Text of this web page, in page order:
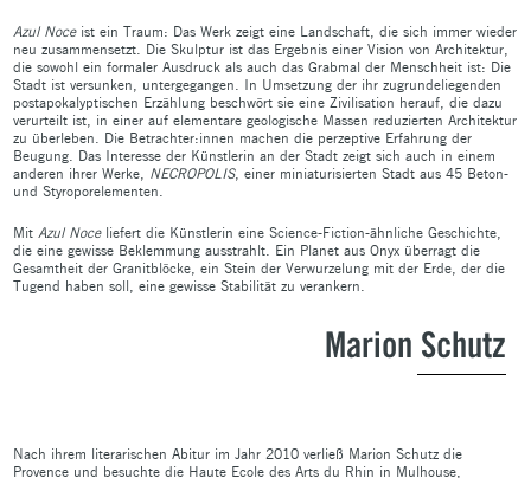
Azul Noceist ein Traum: Das Werk zeigt eine Landschaft, die sich immer wieder
neu zusammensetzt. Die Skulptur ist das Ergebnis einer Vision von Architektur,
die sowohl ein formaler Ausdruck als auch das Grabmal der Menschheit ist: Die
Stadt ist versunken, untergegangen. In Umsetzung der ihr zugrundeliegenden
postapokalyptischen Erzählung beschwört sie eine Zivilisation herauf, die dazu
verurteilt ist, in einer auf elementare geologische Massen reduzierten Architektur
zu überleben. Die Betrachter:innen machen die perzeptive Erfahrung der
Beugung. Das Interesse der Künstlerin an der Stadt zeigt sich auch in einem
anderen ihrer Werke, NECROPOLIS, einer miniaturisierten Stadt aus 45 Beton-
und Styroporelementen.
Mit Azul Noceliefert die Künstlerin eine Science-Fiction-ähnliche Geschichte,
die eine gewisse Beklemmung ausstrahlt. Ein Planet aus Onyx überragt die
Gesamtheit der Granitblöcke, ein Stein der Verwurzelung mit der Erde, der die
Tugend haben soll, eine gewisse Stabilität zu verankern.
Marion Schutz
Nach ihrem literarischen Abitur im Jahr 2010 verließ Marion Schutz die
Provence und besuchte die Haute Ecole des Arts du Rhin in Mulhouse,